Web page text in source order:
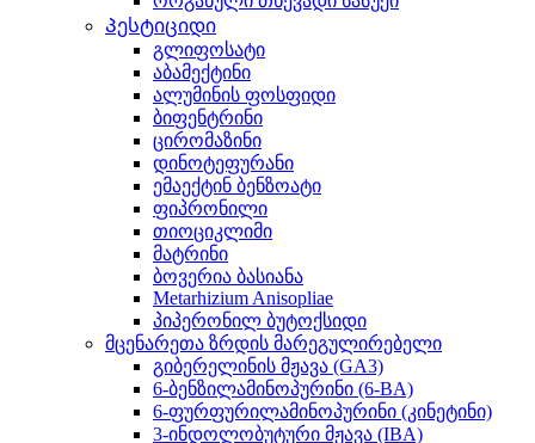
Პესტიციდი
გლიფოსატი
აბამექტინი
ალუმინის ფოსფიდი
ბიფენტრინი
ცირომაზინი
დინოტეფურანი
ემაექტინ ბენზოატი
ფიპრონილი
თიოციკლიმი
მატრინი
ბოვერია ბასიანა
Metarhizium Anisopliae
პიპერონილ ბუტოქსიდი
მცენარეთა ზრდის მარეგულირებელი
გიბერელინის მჟავა (GA3)
6-ბენზილამინოპურინი (6-BA)
6-ფურფურილამინოპურინი (კინეტინი)
3-ინდოლობუტური მჟავა (IBA)